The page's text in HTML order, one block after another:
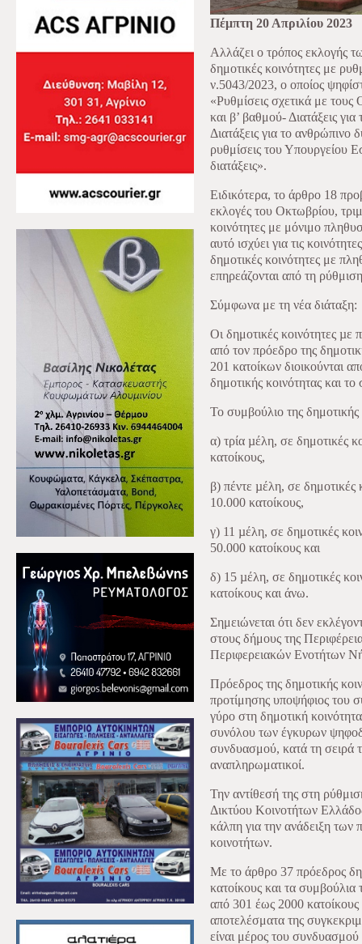
Πέμπτη 20 Απριλίου 2023
Αλλάζει ο τρόπος εκλογής
δημοτικές κοινότητες με
ν.5043/2023, ο οποίος
«Ρυθμίσεις σχετικά με τους
και β’ βαθμού- Διατάξεις
Διατάξεις για το
ρυθμίσεις του Υπουργείου
διατάξεις».
Ειδικότερα, το άρθρο 18
εκλογές του Οκτωβρίου,
κοινότητες με μόνιμο
αυτό ισχύει για τις
δημοτικές κοινότητες με
επηρεάζονται από τη
Σύμφωνα με τη νέα διάταξη:
Οι δημοτικές κοινότητες µε
από τον πρόεδρο της
201 κατοίκων διοικούνται
δημοτικής κοινότητας και
Το συμβούλιο της δημοτικής
α) τρία µέλη, σε δημοτικές
κατοίκους,
β) πέντε µέλη, σε
10.000 κατοίκους,
γ) 11 µέλη, σε δημοτικές
50.000 κατοίκους και
δ) 15 µέλη, σε δημοτικές
κατοίκους και άνω.
Σημειώνεται ότι δεν
στους δήμους της
Περιφερειακών Ενοτήτων
Πρόεδρος της δημοτικής
προτίμησης υποψήφιος του
γύρο στη δημοτική
συνόλου των έγκυρων
συνδυασμού, κατά τη σειρά
αναπληρωματικοί.
Την αντίθεσή της στη
Δικτύου Κοινοτήτων
κάλπη για την ανάδειξη
κοινοτήτων.
Με το άρθρο 37 πρόεδρος
κατοίκους και τα
από 301 έως 2000
αποτελέσματα της
είναι μέρος του